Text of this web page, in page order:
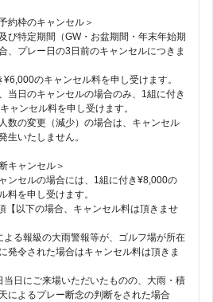
約枠のキャンセル＞
び特定期間（GW・お盆期間・年末年始期
、プレー日の3日前のキャンセルにつきま
¥6,000のキャンセル料を申し受けます。
当日のキャンセルの場合のみ、1組に付き
ャンセル料を申し受けます。
数の変更（減少）の場合は、キャンセル
生いたしません。
キャンセル＞
ンセルの場合には、1組に付き¥8,000の
料を申し受けます。
【以下の場合、キャンセル料は頂きませ
よる報級の大雨警報等が、ゴルフ場が所在
発令された場合はキャンセル料は頂きま
当日にご来場いただいたものの、大雨・積
によるプレー断念の判断をされた場合